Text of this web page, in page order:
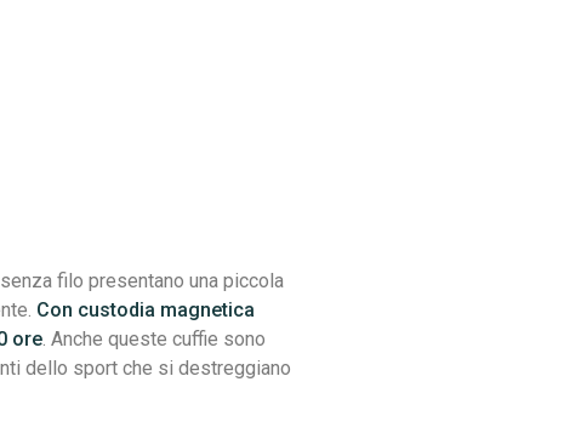
filo presentano una piccola
Con custodia magnetica
ore . Anche queste cuffie sono
dello sport che si destreggiano